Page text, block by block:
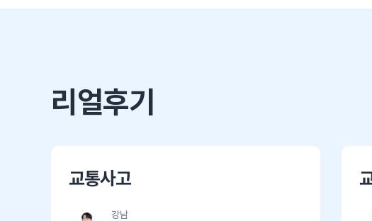
리얼후기
교통사고
강남